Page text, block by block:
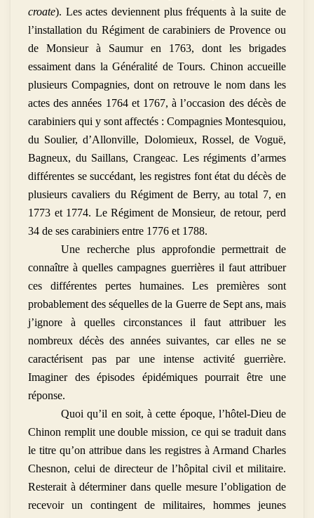
croate). Les actes deviennent plus fréquents à la suite de
l’installation du Régiment de carabiniers de Provence ou
de Monsieur à Saumur en 1763, dont les brigades
essaiment dans la Généralité de Tours. Chinon accueille
plusieurs Compagnies, dont on retrouve le nom dans les
actes des années 1764 et 1767, à l’occasion des décès de
carabiniers qui y sont affectés : Compagnies Montesquiou,
du Soulier, d’Allonville, Dolomieux, Rossel, de Voguë,
Bagneux, du Saillans, Crangeac. Les régiments d’armes
différentes se succédant, les registres font état du décès de
plusieurs cavaliers du Régiment de Berry, au total 7, en
1773 et 1774. Le Régiment de Monsieur, de retour, perd
34 de ses carabiniers entre 1776 et 1788.
Une recherche plus approfondie permettrait de
connaître à quelles campagnes guerrières il faut attribuer
ces différentes pertes humaines. Les premières sont
probablement des séquelles de la Guerre de Sept ans, mais
j’ignore à quelles circonstances il faut attribuer les
nombreux décès des années suivantes, car elles ne se
caractérisent pas par une intense activité guerrière.
Imaginer des épisodes épidémiques pourrait être une
réponse.
Quoi qu’il en soit, à cette époque, l’hôtel-Dieu de
Chinon remplit une double mission, ce qui se traduit dans
le titre qu’on attribue dans les registres à Armand Charles
Chesnon, celui de directeur de l’hôpital civil et militaire.
Resterait à déterminer dans quelle mesure l’obligation de
recevoir un contingent de militaires, hommes jeunes